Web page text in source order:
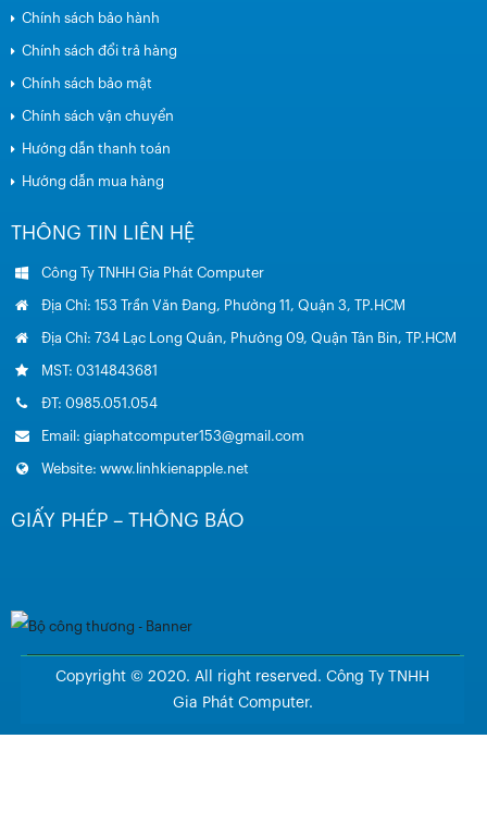
Chính sách bảo hành
Chính sách đổi trả hàng
Chính sách bảo mật
Chính sách vận chuyển
Hướng dẫn thanh toán
Hướng dẫn mua hàng
THÔNG TIN LIÊN HỆ
Công Ty TNHH Gia Phát Computer
Địa Chỉ: 153 Trần Văn Đang, Phường 11, Quận 3, TP.HCM
Địa Chỉ: 734 Lạc Long Quân, Phường 09, Quận Tân Bin, TP.HCM
MST: 0314843681
ĐT: 0985.051.054
Email: giaphatcomputer153@gmail.com
Website: www.linhkienapple.net
GIẤY PHÉP – THÔNG BÁO
Copyright © 2020. All right reserved. Công Ty TNHH
Gia Phát Computer.